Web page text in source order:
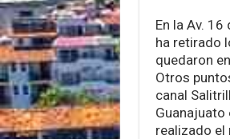
En la Av.
ha retirado
quedaron
Otros
canal
Guanajuato
realizado el